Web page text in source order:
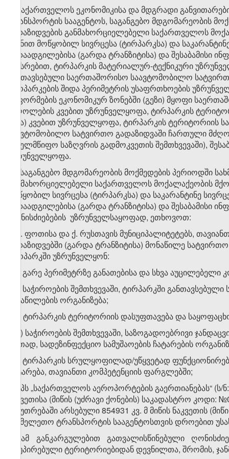
გ) საქართველოს ეკონომიკისა და მდგრადი
ტრანსპორტის სააგენტოს, საგანგებო მდგომარეობის
გადაზიდვების განმახორციელებელი საქართველოს
მიზნით მოწყობილ სივრცესა (ტირპარკსა) და
გადაადგილებისა (გარდა ტრანზიტისა) და შესაბამისი
სახსრებით, ტირპარკის მატერიალურ-ტექნიკური
განთავსებული საერთაშორისო საავტომობილო
ტირპარკების შიდა პერიმეტრის უსაფრთხოების
გაფორმების ეკონომიკურ ზონებში (გეზი) მყოფი
მძღოლების კვებით უზრუნველყოფა, ტირპარკის
სხვა) კვებით უზრუნველყოფა, ტირპარკის ტერიტორიის
საავტომობილო სატვირთო გადაზიდვაში ჩართული
სახელმწიფო საზღვრის გადმოკვეთის შემთხვევაში),
უზრუნველყოფა.
. საგანგებო მდგომარეობის მოქმედების პერიოდში
განმახორციელებელი საქართველოს მოქალაქეობის
მოწყობილ სივრცესა (ტირპარკსა) და საკარანტინე
გადაადგილებისა (გარდა ტრანზიტისა) და შესაბამისი
ღონისძიებების უზრუნველსაყოფად, ეთხოვოთ:
ა) ქ. ფოთისა და ქ. რუსთავის მუნიციპალიტეტებს,
გადაზიდვებში (გარდა ტრანზიტისა) მონაწილე
ტირპარკში უზრუნველყონ:
ა.ა) გარე პერიმეტრზე განათებისა და სხვა აუცილებელი
ა.ბ) საჭიროების შემთხვევაში, ტირპარკში
განაწილების ორგანიზება;
ა.გ) ტირპარკის ტერიტორიის დასუფთავება და
ა.დ) საჭიროების შემთხვევაში, საზოგადოებრივი
ერთად, სადეზინფექციო სამუშაოების ჩატარების
ა.ე) ტირპარკის სრულყოფილად/უწყვეტად
გატარება, თავიანთი კომპეტენციის ფარგლებში;
ბ) შპს „საქართველოს აეროპორტების გაერთიანებას“ (ს/
ნაკვეთისა (მიწის (უძრავი ქონების) საკადასტრო კოდი:
საკუთრებაში არსებული 854931 კვ. მ მიწის ნაკვეთის
სახმელეთო ტრანსპორტის სააგენტოსთვის დროებით
3. ამ განკარგულებით გათვალისწინებული
ოკუპირებული ტერიტორიებიდან დევნილთა, შრომის,